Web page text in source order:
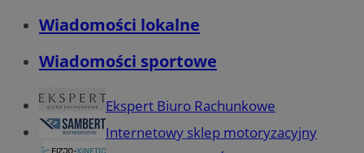
Wiadomości lokalne
Wiadomości sportowe
Ekspert Biuro Rachunkowe
Internetowy sklep motoryzacyjny